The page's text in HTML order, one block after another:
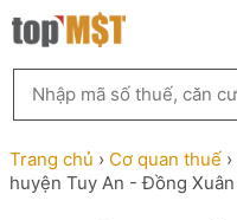
Chuyển
đến
kiếm
MST
theo
tên
công
Trang chủ › Cơ quan thuế ›
huyện Tuy An - Đồng Xuân